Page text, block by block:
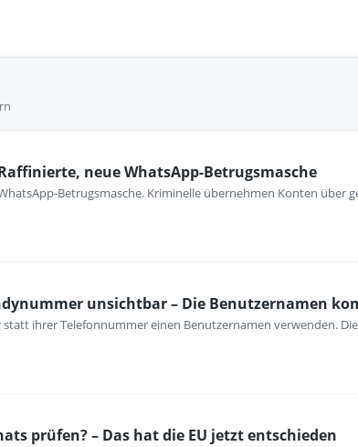
neue WhatsApp-Betrugsmasche
Betrugsmasche. Kriminelle übernehmen Konten über
unsichtbar – Die Benutzernamen
ihrer Telefonnummer einen Benutzernamen verwenden.
prüfen? – Das hat die EU jetzt entschieden